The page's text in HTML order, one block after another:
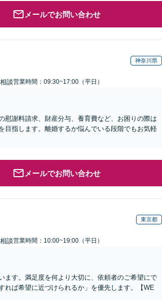
メールでお問い合わせ
神奈川県
談営業時間：09:30~17:00（平日）
慰謝料請求、財産分与、養育費など、お困りの際は
目指します。離婚するか悩んでいる段階でもお気軽
メールでお問い合わせ
東京都
談営業時間：10:00~19:00（平日）
ます。満足度を何より大切に、依頼者のご希望にで
れば希望に近づけられるか」を優先します。【WE